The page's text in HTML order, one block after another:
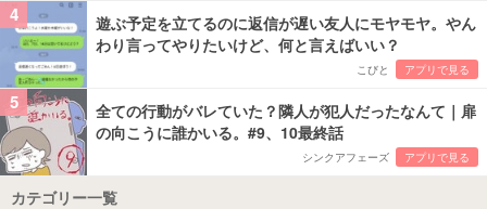
4
遊ぶ予定を立てるのに返信が遅い友人にモヤモヤ。やん
わり言ってやりたいけど、何と言えばいい？
こびと アプリで見る
5
全ての行動がバレていた？隣人が犯人だったなんて｜扉
の向こうに誰かいる。#9、10最終話
シンクアフェーズ アプリで見る
カテゴリー一覧